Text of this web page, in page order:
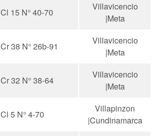
Cl 15 N° 40-70
Villavicencio
|Meta
Cr 38 N° 26b-91
Villavicencio
|Meta
Cr 32 N° 38-64
Villavicencio
|Meta
Cl 5 N° 4-70
Villapinzon
|Cundinamarca